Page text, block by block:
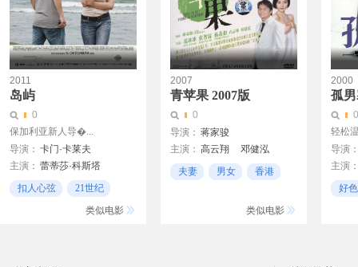
2011
岛屿
0
保加利亚新人导�...
导演： 卡门·卡莱夫
主演： 蕾蒂莎·科斯塔
托尔·林德哈特
扣人心弦
21世纪
类似电影
2007
青苹果 2007版
0
导演： 蒋家骏
主演： 高云翔
邓健泓
张智霖
夫妻 男女 香港
类似电影
2000
孤
0
轻松
导演
主演
梁艺好色